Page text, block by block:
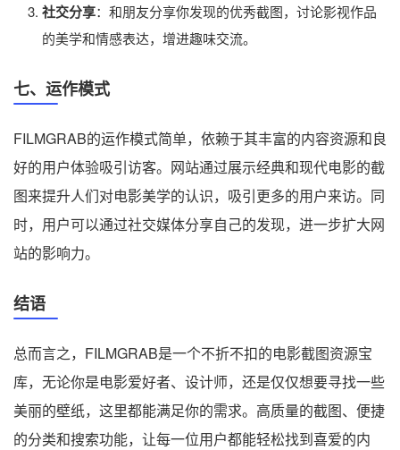
社交分享：和朋友分享你发现的优秀截图，讨论影视作品
的美学和情感表达，增进趣味交流。
七、运作模式
FILMGRAB的运作模式简单，依赖于其丰富的内容资源和良
好的用户体验吸引访客。网站通过展示经典和现代电影的截
图来提升人们对电影美学的认识，吸引更多的用户来访。同
时，用户可以通过社交媒体分享自己的发现，进一步扩大网
站的影响力。
结语
总而言之，FILMGRAB是一个不折不扣的电影截图资源宝
库，无论你是电影爱好者、设计师，还是仅仅想要寻找一些
美丽的壁纸，这里都能满足你的需求。高质量的截图、便捷
的分类和搜索功能，让每一位用户都能轻松找到喜爱的内